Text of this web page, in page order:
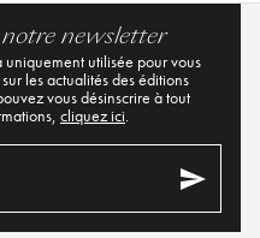
newsletter
utilisée pour vous
les actualités des éditions
vous désinscrire à tout
cliquez ici.
send